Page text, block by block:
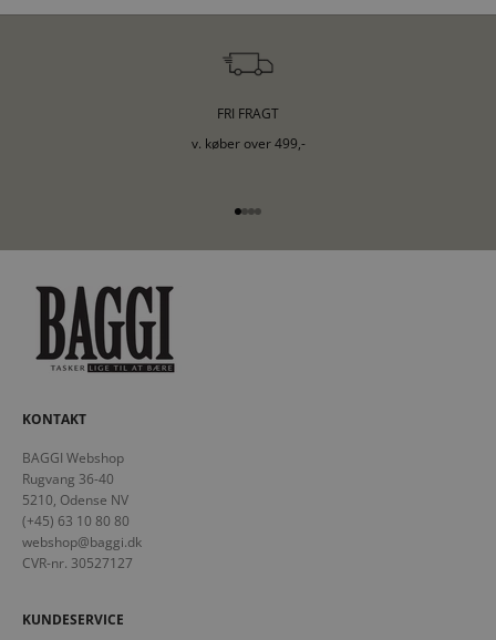
FRI FRAGT
v. køber over 499,-
Gå til element 1
Gå til element 2
Gå til element 3
Gå til element 4
KONTAKT
BAGGI Webshop
Rugvang 36-40
5210, Odense NV
(+45) 63 10 80 80
webshop@baggi.dk
CVR-nr. 30527127
KUNDESERVICE